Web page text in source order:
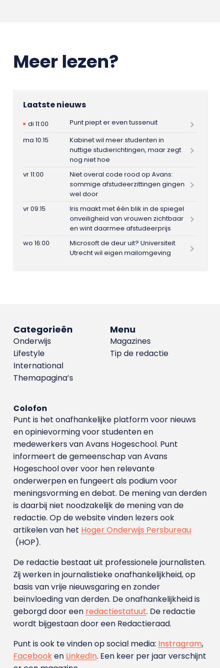
Meer lezen?
Laatste nieuws
di 11:00
Punt piept er even tussenuit
ma 10:15
Kabinet wil meer studenten in
nuttige studierichtingen, maar zegt
nog niet hoe
vr 11:00
Niet overal code rood op Avans:
sommige afstudeerzittingen gingen
wel door
vr 09:15
Iris maakt met één blik in de spiegel
onveiligheid van vrouwen zichtbaar
en wint daarmee afstudeerprijs
wo 16:00
Microsoft de deur uit? Universiteit
Utrecht wil eigen mailomgeving
Menu
Magazines
Tip de redactie
Categorieën
Onderwijs
Lifestyle
International
Themapagina’s
Colofon
Punt is het onafhankelijke platform voor nieuws
en opinievorming voor studenten en
medewerkers van Avans Hoge­school. Punt
informeert de gemeenschap van Avans
Hogeschool over voor hen relevante
onderwerpen en fungeert als podium voor
meningsvorming en debat. De mening van derden
is daarbij niet noodzakelijk de mening van de
redactie. Op de website vinden lezers ook
artikelen van het Hoger Onderwijs Persbureau
(HOP).
De redactie bestaat uit professionele journalisten.
Zij werken in journalistieke onafhankelijkheid, op
basis van vrije nieuwsgaring en zonder
beïnvloeding van derden. De onafhankelijkheid is
geborgd door een redactiestatuut. De redactie
wordt bijgestaan door een Redactieraad.
Punt is ook te vinden op social media: Instragram,
Facebooken LinkedIn. Een keer per jaar verschijnt